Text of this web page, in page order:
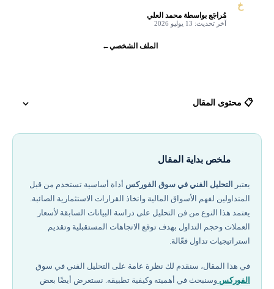
خ
مُراجَع بواسطة محمد العلي
آخر تحديث: 13 يوليو 2026
الملف الشخصي←
📋 محتوى المقال
أفضل شركات التداول المرخصة في 2026
استراتيجية التحليل الفني في الفوركس
ملخص بداية المقال
يعتبر التحليل الفني في سوق الفوركس أداة أساسية تستخدم من قبل
المتداولين لفهم الأسواق المالية واتخاذ القرارات الاستثمارية الصائبة.
يعتمد هذا النوع من فن التحليل على دراسة البيانات السابقة لأسعار
العملات وحجم التداول بهدف توقع الاتجاهات المستقبلية وتقديم
استراتيجيات تداول فعّالة.
في هذا المقال، سنقدم لك نظرة عامة على التحليل الفني في سوق
الفوركس وسنبحث في أهميته وكيفية تطبيقه. نستعرض أيضًا بعض